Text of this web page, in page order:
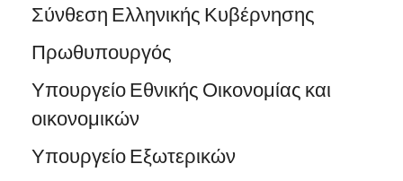
Σύνθεση Ελληνικής Κυβέρνησης
Πρωθυπουργός
Υπουργείο Εθνικής Οικονομίας και
οικονομικών
Υπουργείο Εξωτερικών